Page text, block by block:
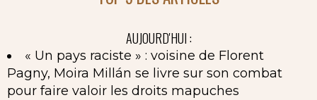
AUJOURD'HUI :
« Un pays raciste » : voisine de Florent
Pagny, Moira Millán se livre sur son combat
pour faire valoir les droits mapuches